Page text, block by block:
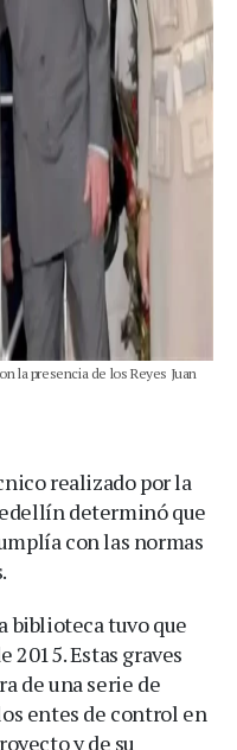
la presencia de los Reyes Juan
realizado por la
determinó que
con las normas
biblioteca tuvo que
2015. Estas graves
de una serie de
entes de control en
y de su